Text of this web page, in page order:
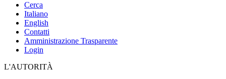
Cerca
Italiano
English
Contatti
Amministrazione Trasparente
Login
L'AUTORITÀ